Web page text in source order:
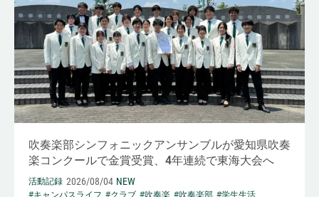
吹奏楽部シンフォニックアンサンブルが愛知県吹奏
楽コンクールで金賞受賞、4年連続で東海大会へ
活動記録 2026/08/04 NEW
#キャンパスライフ #クラブ #吹奏楽 #吹奏楽部 #学生生活